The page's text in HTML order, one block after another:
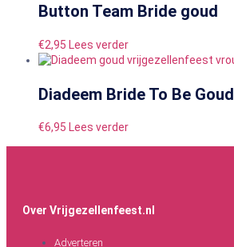
Button Team Bride goud
€2,95 Lees verder
Diadeem Bride To Be Goud
€6,95 Lees verder
Over Vrijgezellenfeest.nl
Adverteren